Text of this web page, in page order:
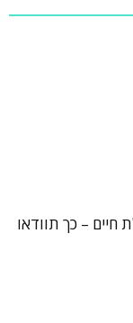
חיים – כך תוודאו